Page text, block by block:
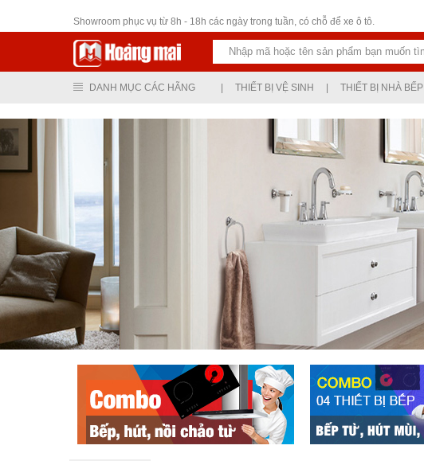
Showroom phục vụ từ 8h - 18h các ngày trong tuần, có chỗ để xe ô tô.
DANH MỤC CÁC HÃNG THIẾT BỊ VỆ SINH THIẾT BỊ NHÀ BẾP